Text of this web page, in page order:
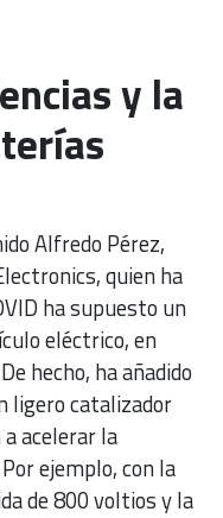
y la
Alfredo Pérez,
quien ha
ha supuesto un
eléctrico, en
hecho, ha añadido
ligero catalizador
acelerar la
ejemplo, con la
de 800 voltios y la